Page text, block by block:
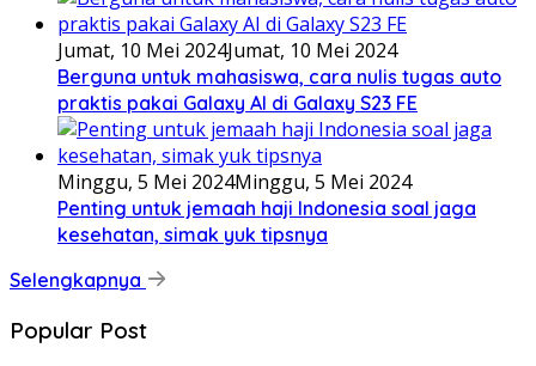
Jumat, 10 Mei 2024Jumat, 10 Mei 2024
Berguna untuk mahasiswa, cara nulis tugas auto
praktis pakai Galaxy AI di Galaxy S23 FE
Minggu, 5 Mei 2024Minggu, 5 Mei 2024
Penting untuk jemaah haji Indonesia soal jaga
kesehatan, simak yuk tipsnya
Selengkapnya
Popular Post